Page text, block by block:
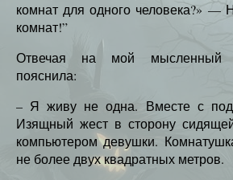
комнат для одного человека?» —
комнат!”
Отвечая на мой мысленный
пояснила:
– Я живу не одна. Вместе с
Изящный жест в сторону
компьютером девушки.
не более двух квадратных метров.